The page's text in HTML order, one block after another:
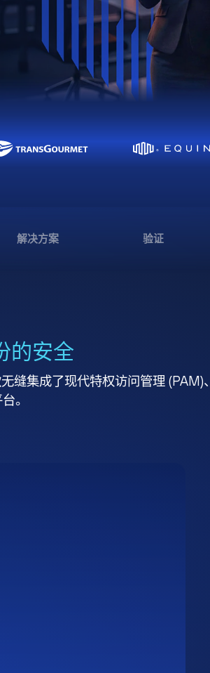
解决方案 验证
的安全
缝集成了现代特权访问管理 (PAM)、
。